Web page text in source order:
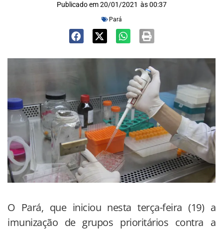
Publicado em 20/01/2021 às 00:37
Pará
O Pará, que iniciou nesta terça-feira (19) a
imunização de grupos prioritários contra a